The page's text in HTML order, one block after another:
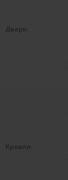
Двери:
Кровля: